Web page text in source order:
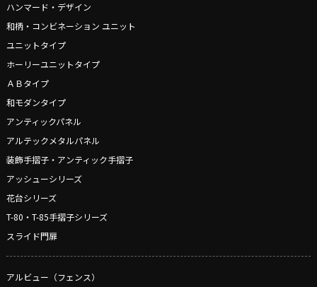
ハンマード・デザイン
和柄・コンビネーション ユニット
ユニットタイプ
ホーリーユニットタイプ
ＡＢタイプ
和モダンタイプ
アンティックパネル
アルテックメタルパネル
装飾手摺子・アンティック手摺子
アッシューシリーズ
花台シリーズ
T-80・T-85手摺子シリーズ
スライド門扉
アルビュー（フェンス）